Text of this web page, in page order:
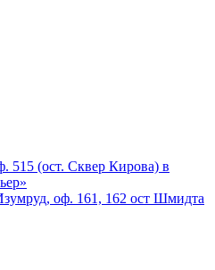
515 (ост. Сквер Кирова) в
оф. 161, 162 ост Шмидта